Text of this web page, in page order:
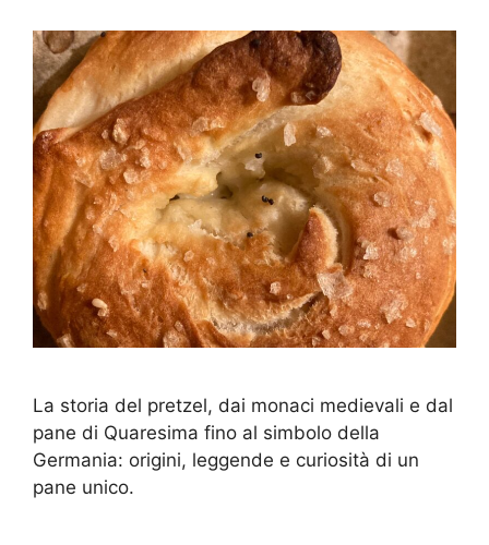
La storia del pretzel, dai monaci medievali e dal
pane di Quaresima fino al simbolo della
Germania: origini, leggende e curiosità di un
pane unico.